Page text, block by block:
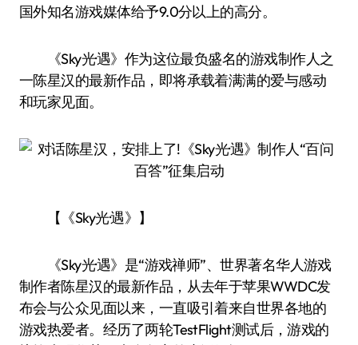
国外知名游戏媒体给予9.0分以上的高分。
《Sky光·遇》作为这位最负盛名的游戏制作人之
一陈星汉的最新作品，即将承载着满满的爱与感动
和玩家见面。
【《Sky光·遇》】
《Sky光·遇》是“游戏禅师”、世界著名华人游戏
制作者陈星汉的最新作品，从去年于苹果WWDC发
布会与公众见面以来，一直吸引着来自世界各地的
游戏热爱者。经历了两轮TestFlight测试后，游戏的